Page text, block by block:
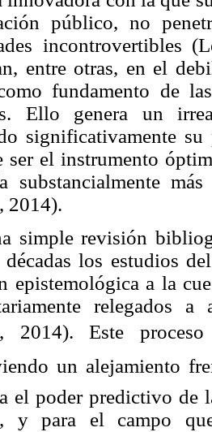
público, no
incontrovertibles
entre otras, en el
fundamento de
Ello genera un
significativamente
ser el instrumento
substancialmente
2014).
simple revisión
los estudios
epistemológica a la
relegados
2014). Este proceso
un alejamiento
el poder predictivo de
y para el campo